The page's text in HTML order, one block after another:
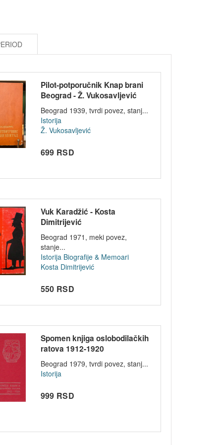
Pilot-potporučnik Knap brani
Beograd - Ž. Vukosavljević
1939
Beograd 1939, tvrdi povez, stanj...
Istorija
Ž. Vukosavljević
699 RSD
Vuk Karadžić - Kosta
Dimitrijević
Beograd 1971, meki povez,
stanje...
Istorija Biografije & Memoari
Kosta Dimitrijević
550 RSD
Spomen knjiga oslobodilačkih
ratova 1912-1920
Beograd 1979, tvrdi povez, stanj...
Istorija
999 RSD